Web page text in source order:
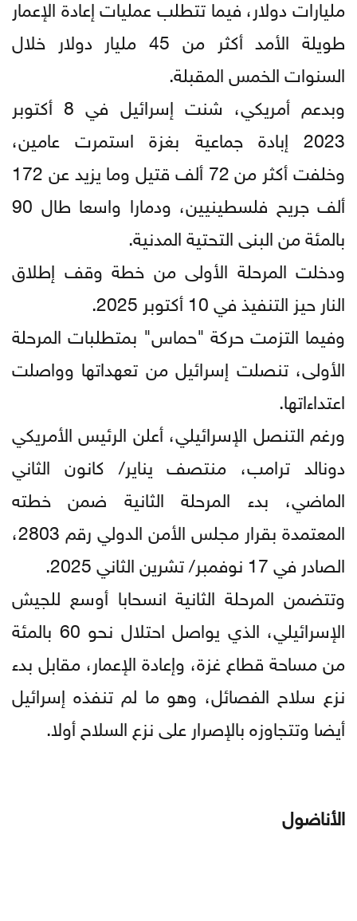
مليارات دولار، فيما تتطلب عمليات إعادة الإعمار
طويلة الأمد أكثر من 45 مليار دولار خلال
السنوات الخمس المقبلة.
وبدعم أمريكي، شنت إسرائيل في 8 أكتوبر
2023 إبادة جماعية بغزة استمرت عامين،
وخلفت أكثر من 72 ألف قتيل وما يزيد عن 172
ألف جريح فلسطينيين، ودمارا واسعا طال 90
بالمئة من البنى التحتية المدنية.
ودخلت المرحلة الأولى من خطة وقف إطلاق
النار حيز التنفيذ في 10 أكتوبر 2025.
وفيما التزمت حركة "حماس" بمتطلبات المرحلة
الأولى، تنصلت إسرائيل من تعهداتها وواصلت
اعتداءاتها.
ورغم التنصل الإسرائيلي، أعلن الرئيس الأمريكي
دونالد ترامب، منتصف يناير/ كانون الثاني
الماضي، بدء المرحلة الثانية ضمن خطته
المعتمدة بقرار مجلس الأمن الدولي رقم 2803،
الصادر في 17 نوفمبر/ تشرين الثاني 2025.
وتتضمن المرحلة الثانية انسحابا أوسع للجيش
الإسرائيلي، الذي يواصل احتلال نحو 60 بالمئة
من مساحة قطاع غزة، وإعادة الإعمار، مقابل بدء
نزع سلاح الفصائل، وهو ما لم تنفذه إسرائيل
أيضا وتتجاوزه بالإصرار على نزع السلاح أولا.
الأناضول